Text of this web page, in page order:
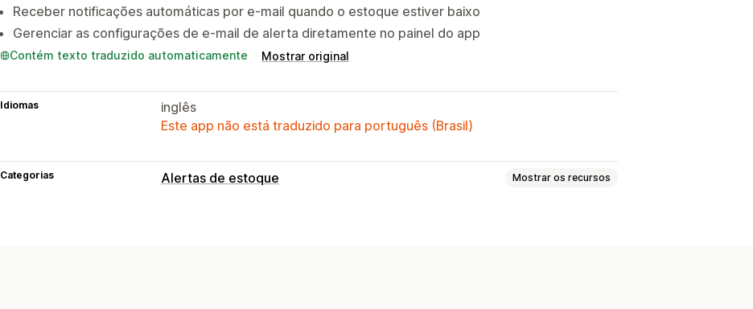
Receber notificações automáticas por e-mail quando o estoque estiver baixo
Gerenciar as configurações de e-mail de alerta diretamente no painel do app
Contém texto traduzido automaticamente Mostrar original
Idiomas
inglês
Este app não está traduzido para português (Brasil)
Categorias Alertas de estoque Mostrar os recursos